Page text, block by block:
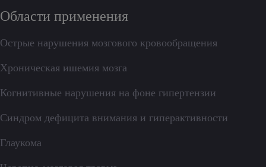
Области применения
Острые нарушения мозгового кровообращения
Хроническая ишемия мозга
Когнитивные нарушения на фоне гипертензии
Синдром дефицита внимания и гиперактивности
Глаукома